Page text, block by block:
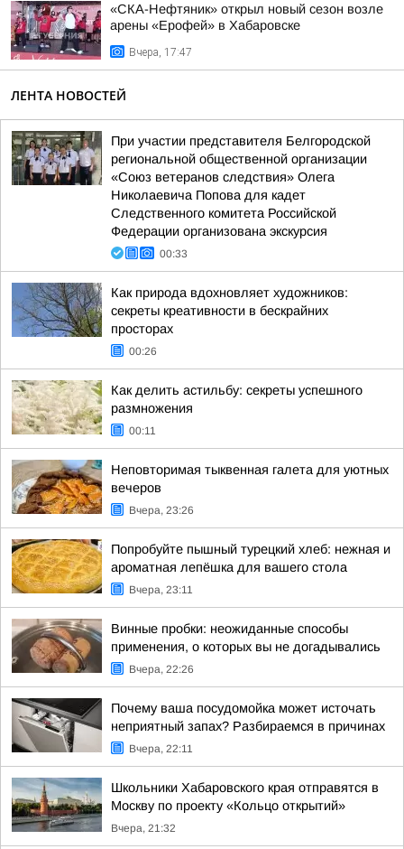
«СКА-Нефтяник» открыл новый сезон возле
арены «Ерофей» в Хабаровске
Вчера, 17:47
ЛЕНТА НОВОСТЕЙ
При участии представителя Белгородской
региональной общественной организации
«Союз ветеранов следствия» Олега
Николаевича Попова для кадет
Следственного комитета Российской
Федерации организована экскурсия
00:33
Как природа вдохновляет художников:
секреты креативности в бескрайних
просторах
00:26
Как делить астильбу: секреты успешного
размножения
00:11
Неповторимая тыквенная галета для уютных
вечеров
Вчера, 23:26
Попробуйте пышный турецкий хлеб: нежная и
ароматная лепёшка для вашего стола
Вчера, 23:11
Винные пробки: неожиданные способы
применения, о которых вы не догадывались
Вчера, 22:26
Почему ваша посудомойка может источать
неприятный запах? Разбираемся в причинах
Вчера, 22:11
Школьники Хабаровского края отправятся в
Москву по проекту «Кольцо открытий»
Вчера, 21:32